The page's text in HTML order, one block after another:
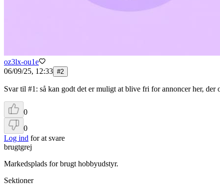
oz3lx-ou1e
06/09/25, 12:33 #2
Svar til #1: så kan godt det er muligt at blive fri for annoncer her, der
0
0
Log ind for at svare
brugtgrej
Markedsplads for brugt hobbyudstyr.
Sektioner